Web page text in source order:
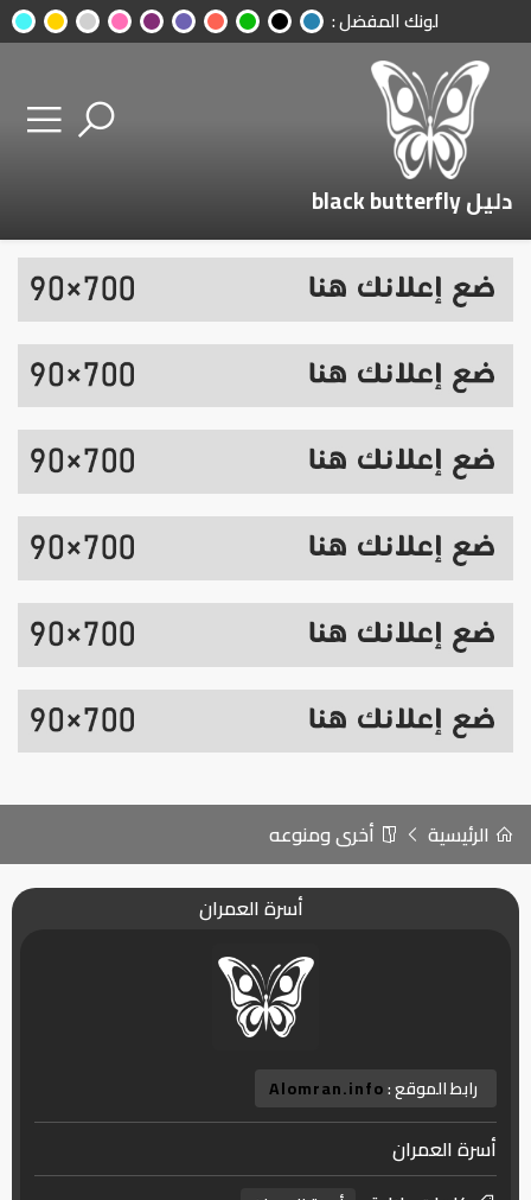
لونك المفضل :
دليل black butterfly
الرئيسية أخرى ومنوعه
أسرة العمران
رابط الموقع :Alomran.info
أسرة العمران